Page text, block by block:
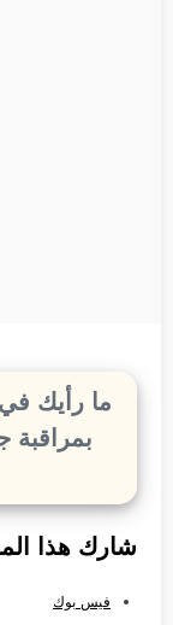
شارك هذا
فيس بوك